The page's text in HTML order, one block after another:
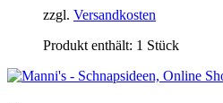
zzgl. Versandkosten
Produkt enthält: 1 Stück